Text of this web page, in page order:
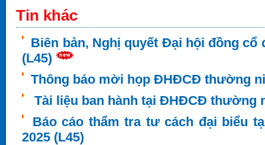
Tin khác
Biên bản, Nghị quyết Đại hội đồng cổ
(L45)
Thông báo mời họp ĐHĐCĐ thường
Tài liệu ban hành tại ĐHĐCĐ thường
Báo cáo thẩm tra tư cách đại biểu
2025 (L45)